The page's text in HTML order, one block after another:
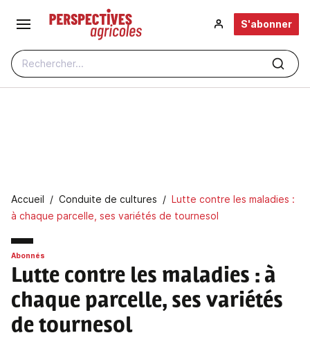
Aller au contenu principal
Rechercher...
S'abonner
Fil d'Ariane
Accueil Conduite de cultures
Lutte contre les maladies :
à chaque parcelle, ses variétés de tournesol
Abonnés
Lutte contre les maladies : à
chaque parcelle, ses variétés
de tournesol